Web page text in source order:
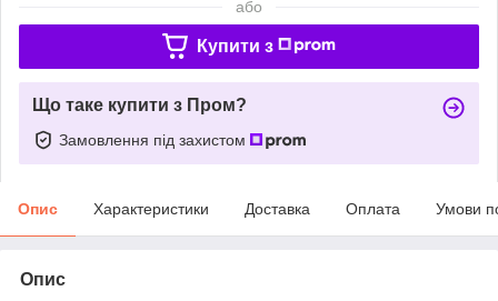
або
Купити з
Що таке купити з Пром?
Замовлення під захистом
Опис Характеристики Доставка Оплата Умови
Опис